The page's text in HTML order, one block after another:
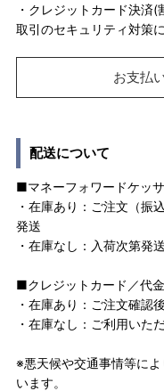
・クレジットカード決済
取引のセキュリティ対策
お支払
配送について
■マネーフォワードケッ
・在庫あり：ご注文（振
発送
・在庫なし：入荷次第発送
■クレジットカード／代
・在庫あり：ご注文確認
・在庫なし：ご利用いた
※悪天候や交通事情等に
います。